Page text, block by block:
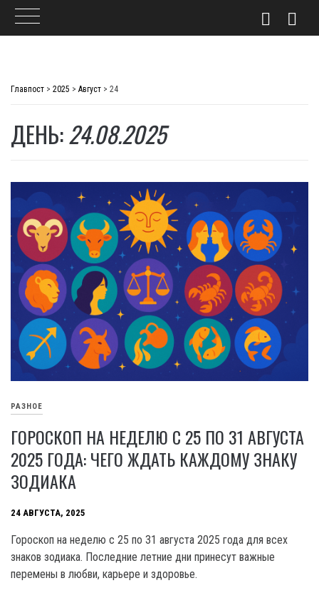
Главпост > 2025 > Август > 24
ДЕНЬ:24.08.2025
РАЗНОЕ
ГОРОСКОП НА НЕДЕЛЮ С 25 ПО 31 АВГУСТА
2025 ГОДА: ЧЕГО ЖДАТЬ КАЖДОМУ ЗНАКУ
ЗОДИАКА
24 АВГУСТА, 2025
Гороскоп на неделю с 25 по 31 августа 2025 года для всех
знаков зодиака. Последние летние дни принесут важные
перемены в любви, карьере и здоровье.